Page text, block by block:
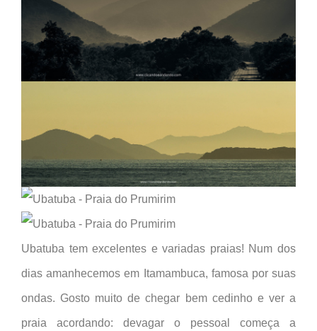
Ubatuba tem excelentes e variadas praias! Num dos
dias amanhecemos em Itamambuca, famosa por suas
ondas. Gosto muito de chegar bem cedinho e ver a
praia acordando: devagar o pessoal começa a